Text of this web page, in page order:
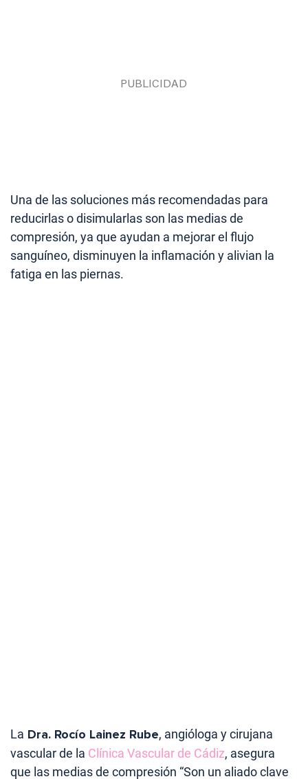
Una de las soluciones más recomendadas para
reducirlas o disimularlas son las medias de
compresión, ya que ayudan a mejorar el flujo
sanguíneo, disminuyen la inflamación y alivian la
fatiga en las piernas.
La Dra. Rocío Lainez Rube, angióloga y cirujana
vascular de la Clínica Vascular de Cádiz, asegura
que las medias de compresión “Son un aliado clave